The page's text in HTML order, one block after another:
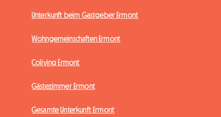
Unterkunft beim Gastgeber Ermont
Wohngemeinschaften Ermont
Coliving Ermont
Gästezimmer Ermont
Gesamte Unterkunft Ermont